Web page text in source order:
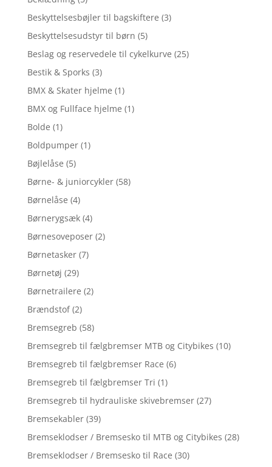
Beskyttelsesbøjler til bagskiftere (3)
Beskyttelsesudstyr til børn (5)
Beslag og reservedele til cykelkurve (25)
Bestik & Sporks (3)
BMX & Skater hjelme (1)
BMX og Fullface hjelme (1)
Bolde (1)
Boldpumper (1)
Bøjlelåse (5)
Børne- & juniorcykler (58)
Børnelåse (4)
Børnerygsæk (4)
Børnesoveposer (2)
Børnetasker (7)
Børnetøj (29)
Børnetrailere (2)
Brændstof (2)
Bremsegreb (58)
Bremsegreb til fælgbremser MTB og Citybikes (10)
Bremsegreb til fælgbremser Race (6)
Bremsegreb til fælgbremser Tri (1)
Bremsegreb til hydrauliske skivebremser (27)
Bremsekabler (39)
Bremseklodser / Bremsesko til MTB og Citybikes (28)
Bremseklodser / Bremsesko til Race (30)